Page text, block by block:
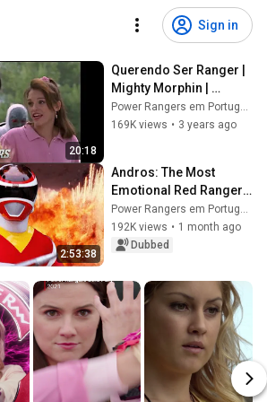
Sign in
20:18
Querendo Ser Ranger |
Mighty Morphin |
Episódio Completo |
S02 | E04 | Power
Power Rangers em Português - Canal Oficial
169K views • 3 years ago
2:53:38
Andros: The Most
Emotional Red Ranger
Story? | In Space | Mini
Movie | Power Rangers
Official
Power Rangers em Português - Canal Oficial
192K views • 1 month ago
Dubbed